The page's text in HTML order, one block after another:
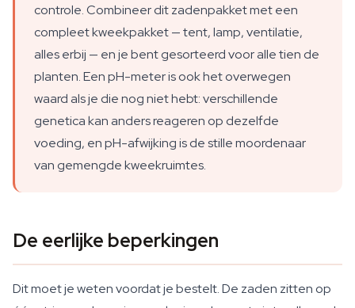
controle. Combineer dit zadenpakket met een
compleet kweekpakket — tent, lamp, ventilatie,
alles erbij — en je bent gesorteerd voor alle tien de
planten. Een pH-meter is ook het overwegen
waard als je die nog niet hebt: verschillende
genetica kan anders reageren op dezelfde
voeding, en pH-afwijking is de stille moordenaar
van gemengde kweekruimtes.
De eerlijke beperkingen
Dit moet je weten voordat je bestelt. De zaden zitten op